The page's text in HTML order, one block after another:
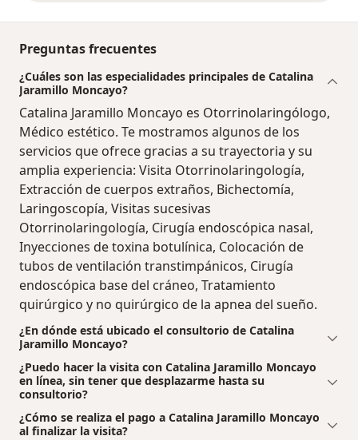
Preguntas frecuentes
¿Cuáles son las especialidades principales de Catalina
Jaramillo Moncayo?
Catalina Jaramillo Moncayo es Otorrinolaringólogo,
Médico estético. Te mostramos algunos de los
servicios que ofrece gracias a su trayectoria y su
amplia experiencia: Visita Otorrinolaringología,
Extracción de cuerpos extraños, Bichectomía,
Laringoscopía, Visitas sucesivas
Otorrinolaringología, Cirugía endoscópica nasal,
Inyecciones de toxina botulínica, Colocación de
tubos de ventilación transtimpánicos, Cirugía
endoscópica base del cráneo, Tratamiento
quirúrgico y no quirúrgico de la apnea del sueño.
¿En dónde está ubicado el consultorio de Catalina
Jaramillo Moncayo?
¿Puedo hacer la visita con Catalina Jaramillo Moncayo
en línea, sin tener que desplazarme hasta su
consultorio?
¿Cómo se realiza el pago a Catalina Jaramillo Moncayo
al finalizar la visita?